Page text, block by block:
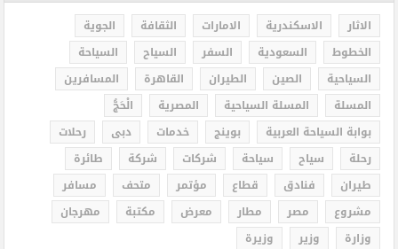
الاثار الاسكندرية الامارات الثقافة
الجوية
الخطوط
السعودية السفر السياح
السياحة
السياحية
الصين الطيران القاهرة
المسافرين
المسلة
المسلة السياحية المصرية
الْحَجُّ
بوابة السياحة العربية
بوينج خدمات دبى
رحلات
رحلة
سياح سياحة شركات شركة
طائرة
طيران
فنادق قطاع مؤتمر متحف
مسافر
مشروع
مصر مطار معرض مكتبة
مهرجان
وزارة
وزير وزيرة